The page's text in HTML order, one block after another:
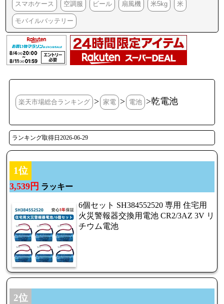
スマホケース 空調服 ビール 扇風機 米5kg 米
モバイルバッテリー
楽天市場総合ランキング > 家電 > 電池 >乾電池
ランキング取得日2026-06-29
1位
3,539円 ラッキー
6個セット SH384552520 専用 住宅用
火災警報器交換用電池 CR2/3AZ 3V リ
チウム電池
2位